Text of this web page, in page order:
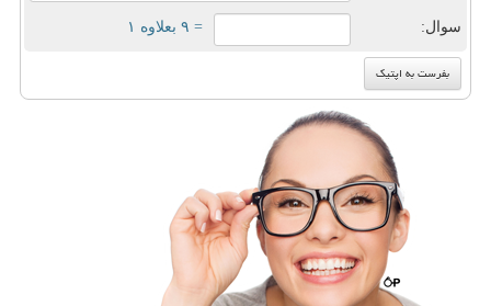
سوال: = ۹ بعلاوه ۱